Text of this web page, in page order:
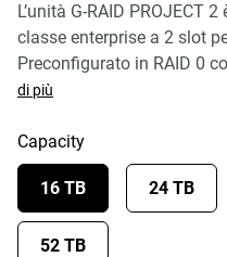
L’unità G-RAID PROJECT
classe enterprise a 2 slot
Preconfigurato in RAID 0
di più
Capacity
16 TB 24 TB
52 TB